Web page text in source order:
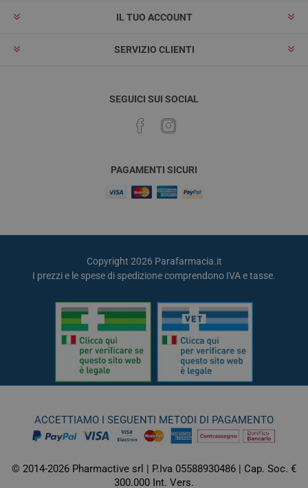
IL TUO ACCOUNT
SERVIZIO CLIENTI
SEGUICI SUI SOCIAL
PAGAMENTI SICURI
Copyright 2026 Parafarmacia.it
I prezzi e le spese di spedizione comprendono IVA e tasse.
ACCETTIAMO I SEGUENTI METODI DI PAGAMENTO
© 2014-2026 Pharmactive srl | P.Iva 05588930486 | Cap. Soc. €
300.000 Int. Vers.